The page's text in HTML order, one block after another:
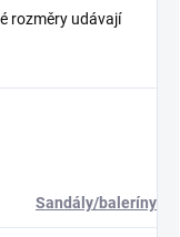
rozměry udávají
Sandály/baleríny